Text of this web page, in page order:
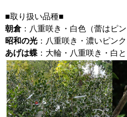
■取り扱い品種■
朝倉：八重咲き・白色（蕾はピ
昭和の光 ：八重咲き・濃いピンク
あげは蝶 ：大輪・八重咲き・白